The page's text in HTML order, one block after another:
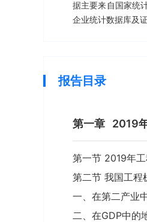
据主要来自国家统
企业统计数据库及
报告目录
第一章 2019
第一节 2019年
第二节 我国工程
一、在第二产业
二、在GDP中的